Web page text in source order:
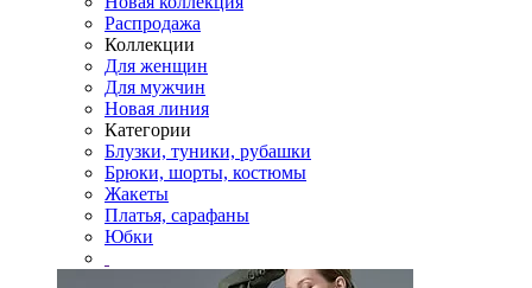
Распродажа
Коллекции
Для женщин
Для мужчин
Новая линия
Категории
Блузки, туники, рубашки
Брюки, шорты, костюмы
Жакеты
Платья, сарафаны
Юбки